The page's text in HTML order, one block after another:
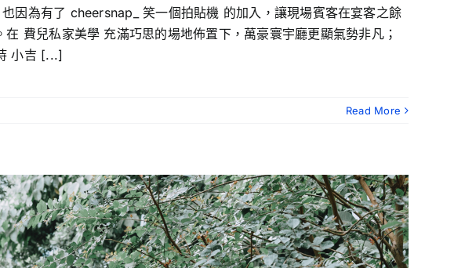
因為有了 cheersnap_ 笑一個拍貼機 的加入，讓現場賓客在宴客之餘
費兒私家美學 充滿巧思的場地佈置下，萬豪寰宇廳更顯氣勢非凡；
小吉 [...]
Read More